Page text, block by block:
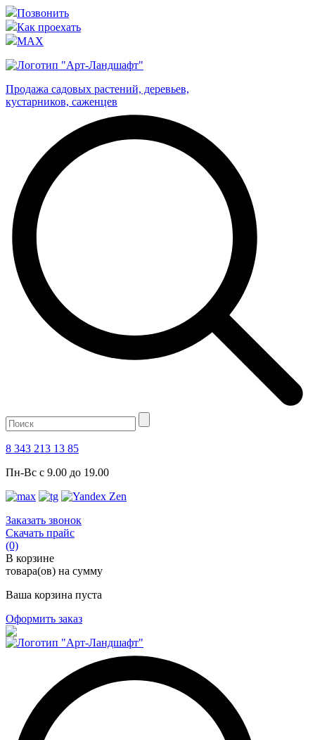
Позвонить
Как проехать
MAX
Продажа садовых растений, деревьев,
кустарников, саженцев
8 343 213 13 85
Пн-Вс с 9.00 до 19.00
Заказать звонок
Скачать прайс
(0)
В корзине
товара(ов) на сумму
Ваша корзина пуста
Оформить заказ